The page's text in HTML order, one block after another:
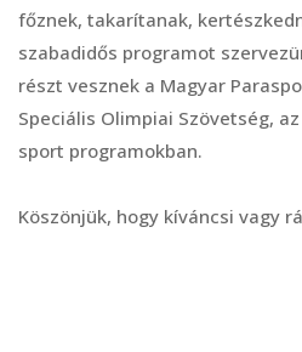
főznek, takarítanak,
szabadidős programot
részt vesznek a Magyar
Speciális Olimpiai Szövetség,
sport programokban.
Köszönjük, hogy kíváncsi vagy